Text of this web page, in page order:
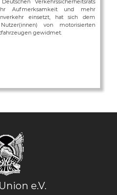
Aufmerksamkeit und mehr
einsetzt, hat sich dem
von motorisierten
gewidmet.
e.V.